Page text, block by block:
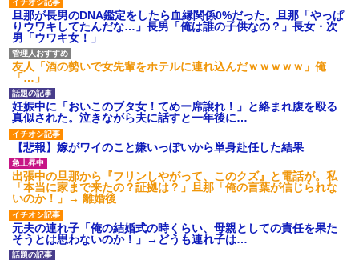
百年の恋12-899 食べた量を
張り合ってくる
【悲報】佐藤輝明・・・２軍
でも盛大にやらかす←あまり悲
しませないでくれ
旦那が長男のDNA鑑定をしたら血縁関係0%だった。旦那「やっぱ
りウワキしてたんだな…」長男「俺は誰の子供なの？」長女・次
男「ウワキ女！」
友人「酒の勢いで女先輩をホテルに連れ込んだｗｗｗｗｗ」俺
「…」
妊娠中に「おいこのブタ女！てめー席譲れ！」と絡まれ腹を殴る
真似された。泣きながら夫に話すと一年後に…
【悲報】嫁がワイのこと嫌いっぽいから単身赴任した結果
出張中の旦那から『フリンしやがって、このクズ』と電話が。私
「本当に家まで来たの？証拠は？」旦那「俺の言葉が信じられな
いのか！」→ 離婚後
元夫の連れ子「俺の結婚式の時くらい、母親としての責任を果た
そうとは思わないのか！」→どうも連れ子は…